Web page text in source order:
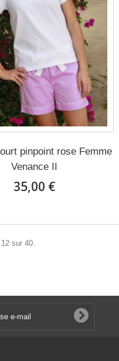
pinpoint rose Femme
Venance II
35,00 €
sur 40.